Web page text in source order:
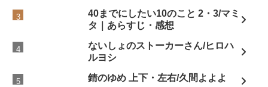
40までにしたい10のこと 2・3/マミ
タ｜あらすじ・感想
ないしょのストーカーさん/ヒロハ
ルヨシ
錆のゆめ 上下・左右/久間よよよ